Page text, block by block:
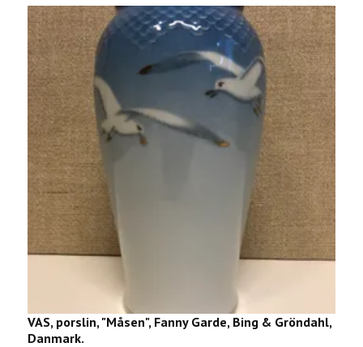
VAS, porslin, "Måsen", Fanny Garde, Bing & Gröndahl,
Danmark.